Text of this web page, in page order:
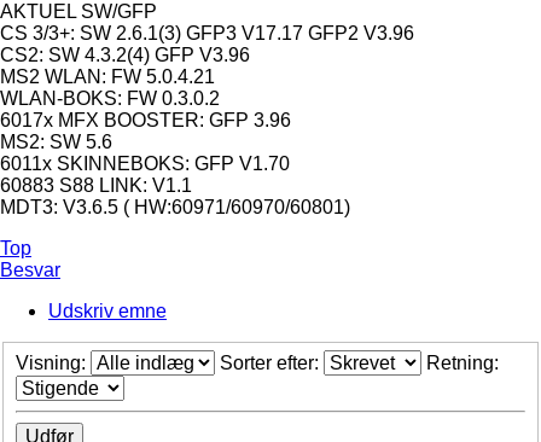
AKTUEL SW/GFP
CS 3/3+: SW 2.6.1(3) GFP3 V17.17 GFP2 V3.96
CS2: SW 4.3.2(4) GFP V3.96
MS2 WLAN: FW 5.0.4.21
WLAN-BOKS: FW 0.3.0.2
6017x MFX BOOSTER: GFP 3.96
MS2: SW 5.6
6011x SKINNEBOKS: GFP V1.70
60883 S88 LINK: V1.1
MDT3: V3.6.5 ( HW:60971/60970/60801)
Top
Besvar
Udskriv emne
Visning: Sorter efter: Retning: